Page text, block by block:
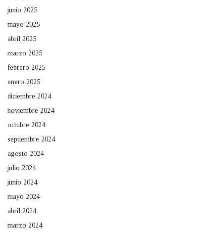
junio 2025
mayo 2025
abril 2025
marzo 2025
febrero 2025
enero 2025
diciembre 2024
noviembre 2024
octubre 2024
septiembre 2024
agosto 2024
julio 2024
junio 2024
mayo 2024
abril 2024
marzo 2024